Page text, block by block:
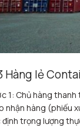
Hàng lẻ
1: Chủ hàng
nhận hàng (phiếu
định trọng lượng